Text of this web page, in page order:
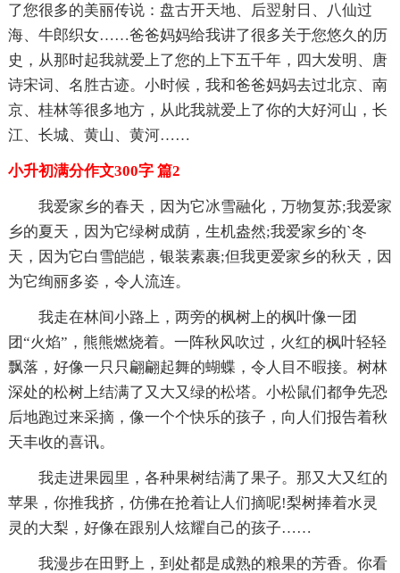
了您很多的美丽传说：盘古开天地、后翌射日、八仙过
海、牛郎织女……爸爸妈妈给我讲了很多关于您悠久的历
史，从那时起我就爱上了您的上下五千年，四大发明、唐
诗宋词、名胜古迹。小时候，我和爸爸妈妈去过北京、南
京、桂林等很多地方，从此我就爱上了你的大好河山，长
江、长城、黄山、黄河……
小升初满分作文300字 篇2
我爱家乡的春天，因为它冰雪融化，万物复苏;我爱家
乡的夏天，因为它绿树成荫，生机盎然;我爱家乡的`冬
天，因为它白雪皑皑，银装素裹;但我更爱家乡的秋天，因
为它绚丽多姿，令人流连。
我走在林间小路上，两旁的枫树上的枫叶像一团
团“火焰”，熊熊燃烧着。一阵秋风吹过，火红的枫叶轻轻
飘落，好像一只只翩翩起舞的蝴蝶，令人目不暇接。树林
深处的松树上结满了又大又绿的松塔。小松鼠们都争先恐
后地跑过来采摘，像一个个快乐的孩子，向人们报告着秋
天丰收的喜讯。
我走进果园里，各种果树结满了果子。那又大又红的
苹果，你推我挤，仿佛在抢着让人们摘呢!梨树捧着水灵
灵的大梨，好像在跟别人炫耀自己的孩子……
我漫步在田野上，到处都是成熟的粮果的芳香。你看